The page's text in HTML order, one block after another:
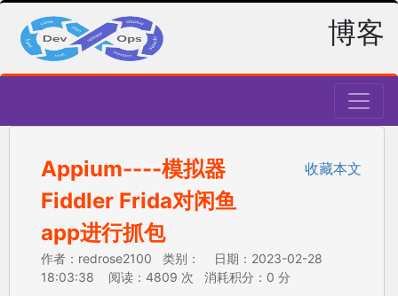
博客
Appium----模拟器
Fiddler Frida对闲鱼
app进行抓包
收藏本文
作者：redrose2100 类别： 日期：2023-02-28
18:03:38 阅读：4809 次 消耗积分：0 分